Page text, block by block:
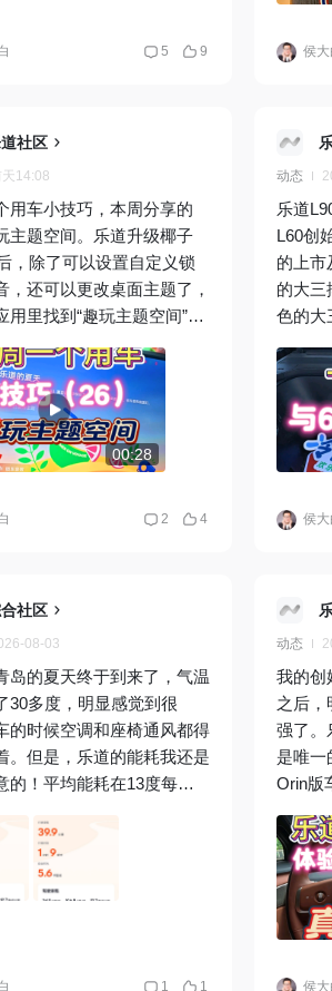
5 9
到乐道
主，也
侯大
社区
天14:08
用车小技巧，本周分享的
主题空间。乐道升级椰子
，除了可以设置自定义锁
，还可以更改桌面主题了，
用里找到“趣玩主题空间”，
现在一共有3款主题，分别
别版”“乐道两周年品牌
的夏天”，赶快设置一个自己
题吧！
00:28
2 4
动态
乐道
L60创
的上市
的大三
色的大
到
市一
乐道
站，3
特点，
L90的
侯大
社区
08-03
岛的夏天终于到来了，气温
30多度，明显感觉到很
的时候空调和座椅通风都得
。但是，乐道的能耗我还是
的！平均能耗在13度每百
30多度 车型：乐道L60后
电池） 能耗情况：平均能
百公里
1 1
动态
我的创
之后，
强了。
是唯一
Orin版
也很顺
过，选
较积极
侯大